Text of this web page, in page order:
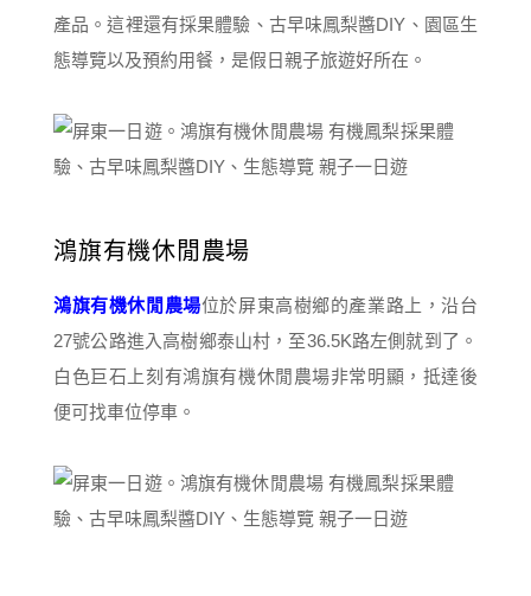
產品。這裡還有採果體驗、古早味鳳梨醬DIY、園區生
態導覽以及預約用餐，是假日親子旅遊好所在。
鴻旗有機休閒農場
鴻旗有機休閒農場位於屏東高樹鄉的產業路上，沿台
27號公路進入高樹鄉泰山村，至36.5K路左側就到了。
白色巨石上刻有鴻旗有機休閒農場非常明顯，抵達後
便可找車位停車。